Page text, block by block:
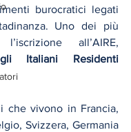
burocratici legati
Uno dei più
all’AIRE,
Italiani Residenti
che vivono in Francia,
Svizzera, Germania